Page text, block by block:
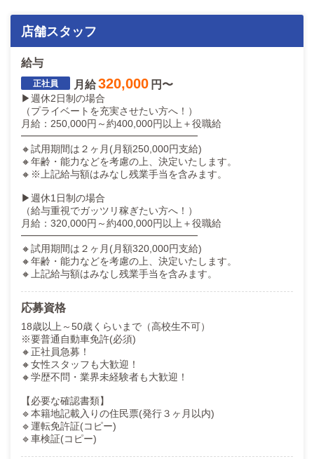
店舗スタッフ
給与
月給320,000 円〜
▶週休2日制の場合
（プライベートを充実させたい方へ！）
月給：250,000円～約400,000円以上＋役職給
━━━━━━━━━━━━━━━━━━
🔸試用期間は２ヶ月(月額250,000円支給)
🔸年齢・能力などを考慮の上、決定いたします。
🔸※上記給与額はみなし残業手当を含みます。
▶週休1日制の場合
（給与重視でガッツリ稼ぎたい方へ！）
月給：320,000円～約400,000円以上＋役職給
━━━━━━━━━━━━━━━━━━
🔸試用期間は２ヶ月(月額320,000円支給)
🔸年齢・能力などを考慮の上、決定いたします。
🔸上記給与額はみなし残業手当を含みます。
応募資格
18歳以上～50歳くらいまで（高校生不可）
※要普通自動車免許(必須)
🔸正社員急募！
🔸女性スタッフも大歓迎！
🔸学歴不問・業界未経験者も大歓迎！
【必要な確認書類】
🔹本籍地記載入りの住民票(発行３ヶ月以内)
🔹運転免許証(コピー)
🔹車検証(コピー)